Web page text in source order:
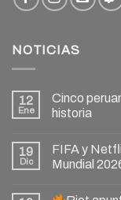
NOTICIAS
12
Ene
Cinco
historia
19
Dic
FIFA y
Mundial